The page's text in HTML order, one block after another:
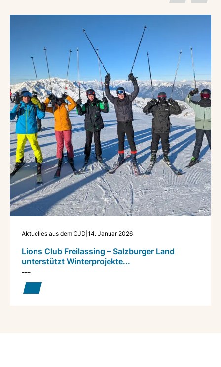
Aktuelles aus dem CJD 14. Januar 2026
Lions Club Freilassing – Salzburger Land
unterstützt Winterprojekte...
---